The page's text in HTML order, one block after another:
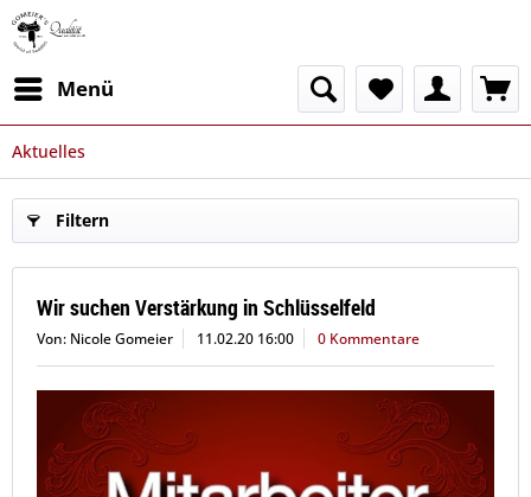
Menü
Aktuelles
Filtern
Wir suchen Verstärkung in Schlüsselfeld
Von: Nicole Gomeier 11.02.20 16:00 0 Kommentare